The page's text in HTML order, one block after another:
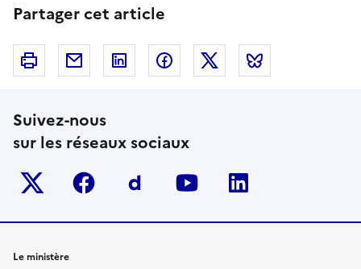
Partager cet article
Imprimer Courriel Linkedin FacebookTwitter
Suivez-nous
sur les réseaux sociaux
Twitter-x facebook Dailymotion
youtube
Le ministère